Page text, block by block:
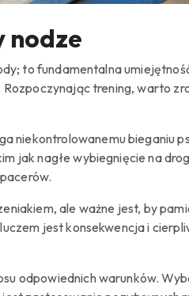
nodze
to fundamentalna
trening, warto
niekontrolowanemu bieganiu
jak nagłe wybiegnięcie na
ale ważne jest, by
jest konsekwencja i
odpowiednich warunków.